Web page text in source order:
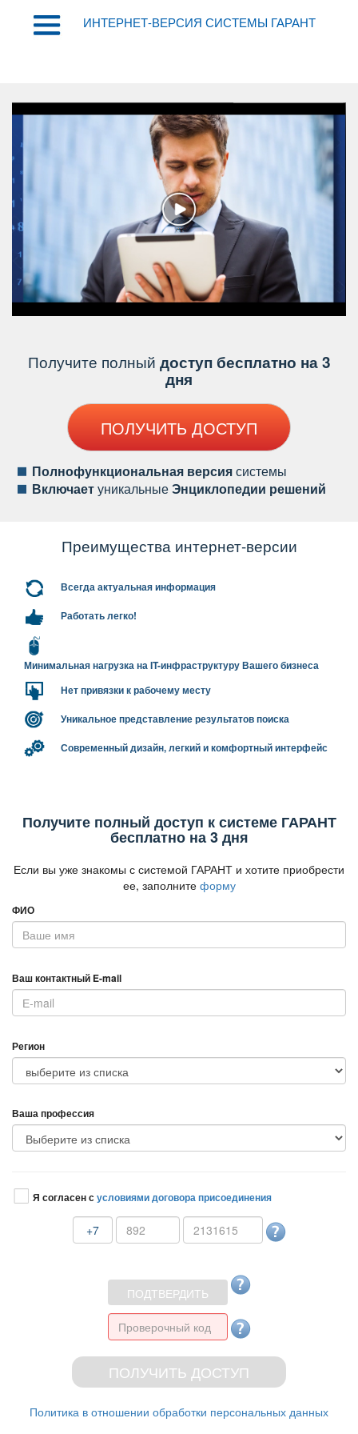
ИНТЕРНЕТ-ВЕРСИЯ СИСТЕМЫ ГАРАНТ
Получите полный доступ бесплатно на 3
дня
ПОЛУЧИТЬ ДОСТУП
Полнофункциональная версиясистемы
ключаетуникальныеЭнциклопедии решений
Преимущества интернет-версии
сегда актуальная информация
Работать легко!
Минимальная нагрузка на IT-инфраструктуру Вашего бизнеса
Нет привязки к рабочему месту
Уникальное представление результатов поиска
Современный дизайн, легкий и комфортный интерфейс
Получите полный доступ к системе ГАРАНТ
есплатно на 3 дня
Если вы уже знакомы с системой ГАРАНТ и хотите приобрести
ее, заполните форму
ФИО
аш контактный E-mail
Регион
аша профессия
Я согласен сусловиями договора присоединения
+7
Политика в отношении обработки персональных данных